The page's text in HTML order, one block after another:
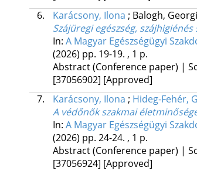
6.
Karácsony, Ilona ; Balogh,
Szájüregi egészség,
In: A Magyar Egészségügyi
(2026) pp. 19-19. , 1 p.
Abstract (Conference paper) |
[37056902] [Approved]
7.
Karácsony, Ilona ; Hideg-Fehér,
A védőnők szakmai
In: A Magyar Egészségügyi
(2026) pp. 24-24. , 1 p.
Abstract (Conference paper) |
[37056924] [Approved]